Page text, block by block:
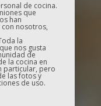
de cocina.
que
han
nosotros,
la
nos gusta
de
la cocina en
particular, pero
las fotos y
de uso.